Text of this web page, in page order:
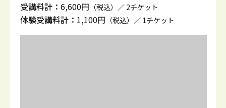
受講料計： 6,600円 （税込）／ 2チケット
体験受講料計： 1,100円 （税込）／ 1チケット